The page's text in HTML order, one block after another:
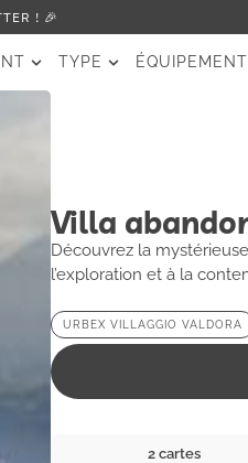
! 🎉
TYPE ÉQUIPEMENT
Villa
Découvrez la
l’exploration et à la
URBEX VILLAGGIO VALDORA
2 cartes